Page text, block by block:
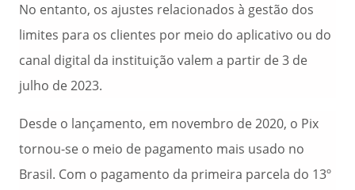
No entanto, os ajustes relacionados à gestão dos
limites para os clientes por meio do aplicativo ou do
canal digital da instituição valem a partir de 3 de
julho de 2023.
Desde o lançamento, em novembro de 2020, o Pix
tornou-se o meio de pagamento mais usado no
Brasil. Com o pagamento da primeira parcela do 13º